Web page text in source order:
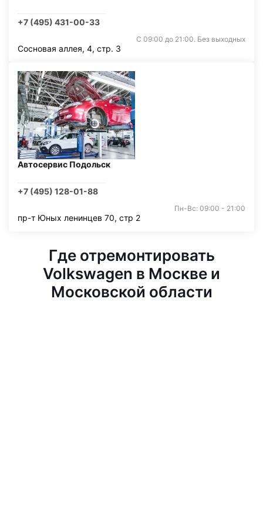
+7 (495) 431-00-33
С 09:00 до 21:00. Без выходных
Сосновая аллея, 4, стр. 3
Автосервис Подольск
+7 (495) 128-01-88
Пн-Вс: 09:00 - 21:00
пр-т Юных ленинцев 70, стр 2
Где отремонтировать
Volkswagen в Москве и
Московской области